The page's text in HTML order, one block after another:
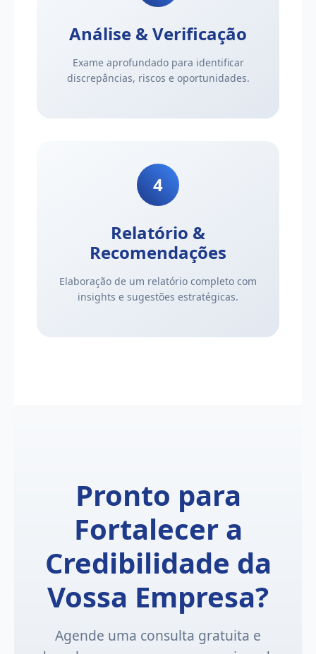
Análise & Verificação
Exame aprofundado para identificar
discrepâncias, riscos e oportunidades.
4
Relatório &
Recomendações
Elaboração de um relatório completo com
insights e sugestões estratégicas.
Pronto para
Fortalecer a
Credibilidade da
Vossa Empresa?
Agende uma consulta gratuita e